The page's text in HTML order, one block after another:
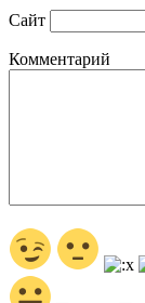
Сайт
Комментарий